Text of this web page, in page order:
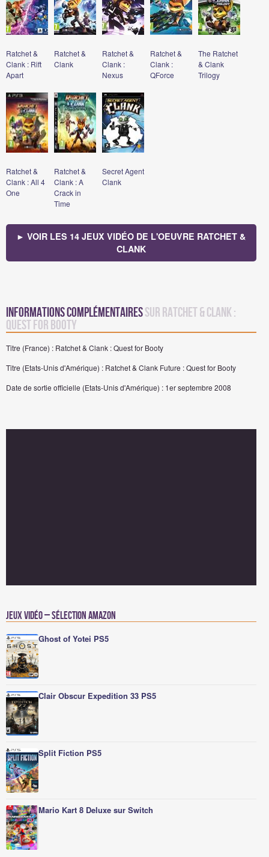
Ratchet &
Clank : Rift
Apart
Ratchet &
Clank
Ratchet &
Clank :
Nexus
Ratchet &
Clank :
QForce
The Ratchet
& Clank
Trilogy
Ratchet &
Clank : All 4
One
Ratchet &
Clank : A
Crack in
Time
Secret Agent
Clank
► VOIR LES 14 JEUX VIDÉO DE L'OEUVRE RATCHET &
CLANK
Informations complémentairessur Ratchet & Clank :
Quest for Booty
Titre (France) : Ratchet & Clank : Quest for Booty
Titre (Etats-Unis d'Amérique) : Ratchet & Clank Future : Quest for Booty
Date de sortie officielle (Etats-Unis d'Amérique) : 1er septembre 2008
Jeux vidéo – Sélection Amazon
Ghost of Yotei PS5
Clair Obscur Expedition 33 PS5
Split Fiction PS5
Mario Kart 8 Deluxe sur Switch